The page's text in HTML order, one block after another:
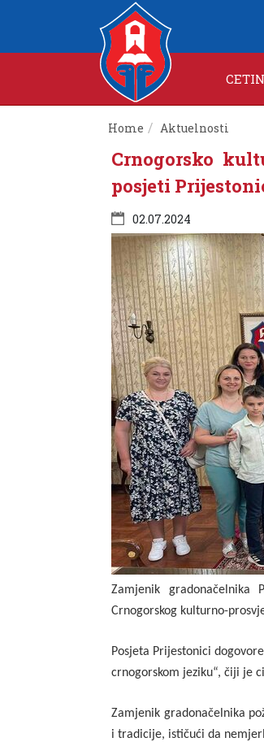
Home Aktuelnosti
Crnogorsko
posjeti
02.07.2024
Zamjenik
Crnogorskog kulturno-
Posjeta Prijestonici
crnogorskom jeziku“, čiji je
Zamjenik gradonačelnika
i tradicije, ističući da